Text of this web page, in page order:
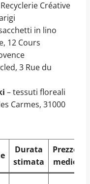
Créative
in lino
12 Cours
3 Rue du
– tessuti floreali
Carmes, 31000
Durata
stimata
Prezzo
medio